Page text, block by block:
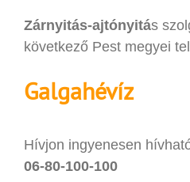
Zárnyitás-ajtónyitás
következő Pest megyei
Galgahévíz
Hívjon ingyenesen
06-80-100-100